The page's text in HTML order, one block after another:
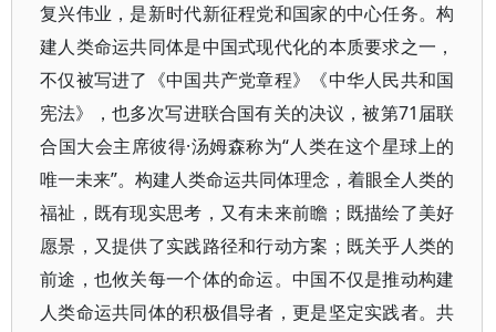
复兴伟业，是新时代新征程党和国家的中心任务。构
建人类命运共同体是中国式现代化的本质要求之一，
不仅被写进了《中国共产党章程》《中华人民共和国
宪法》，也多次写进联合国有关的决议，被第71届联
合国大会主席彼得·汤姆森称为“人类在这个星球上的
唯一未来”。构建人类命运共同体理念，着眼全人类的
福祉，既有现实思考，又有未来前瞻；既描绘了美好
愿景，又提供了实践路径和行动方案；既关乎人类的
前途，也攸关每一个体的命运。中国不仅是推动构建
人类命运共同体的积极倡导者，更是坚定实践者。共